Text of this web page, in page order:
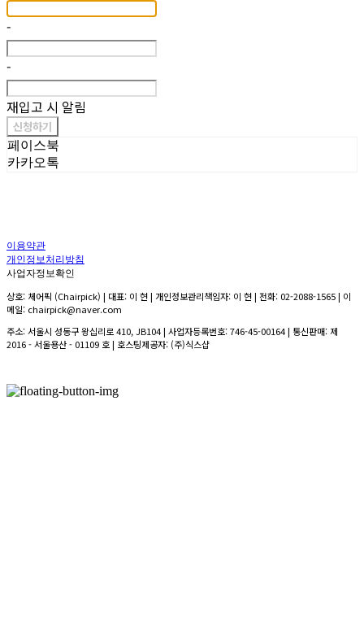
-
-
재입고 시 알림
신청하기
페이스북
카카오톡
이용약관
개인정보처리방침
사업자정보확인
상호: 체어픽 (Chairpick) | 대표: 이 현 | 개인정보관리책임자: 이 현 | 전화: 02-2088-1565 | 이
메일: chairpick@naver.com
주소: 서울시 성동구 왕십리로 410, JB104 | 사업자등록번호:746-45-00164| 통신판매:제
2016 - 서울용산 - 01109 호| 호스팅제공자: (주)식스샵